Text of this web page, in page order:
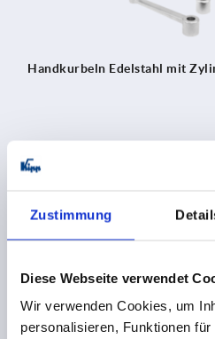
Zustimmung
Diese Webseite verwendet
Wir verwenden Cookies, um
personalisieren, Funktionen
Handkurbeln Edelstahl mit
zzgl. MwSt.
zzgl. Versandkosten
K0999